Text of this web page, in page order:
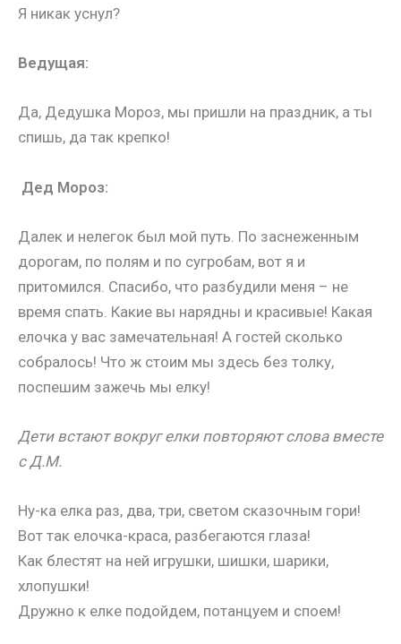
Я никак уснул?
Ведущая:
Да, Дедушка Мороз, мы пришли на праздник, а ты
спишь, да так крепко!
Дед Мороз:
Далек и нелегок был мой путь. По заснеженным
дорогам, по полям и по сугробам, вот я и
притомился. Спасибо, что разбудили меня – не
время спать. Какие вы нарядны и красивые! Какая
елочка у вас замечательная! А гостей сколько
собралось! Что ж стоим мы здесь без толку,
поспешим зажечь мы елку!
Дети встают вокруг елки повторяют слова вместе
с Д.М.
Ну-ка елка раз, два, три, светом сказочным гори!
Вот так елочка-краса, разбегаются глаза!
Как блестят на ней игрушки, шишки, шарики,
хлопушки!
Дружно к елке подойдем, потанцуем и споем!